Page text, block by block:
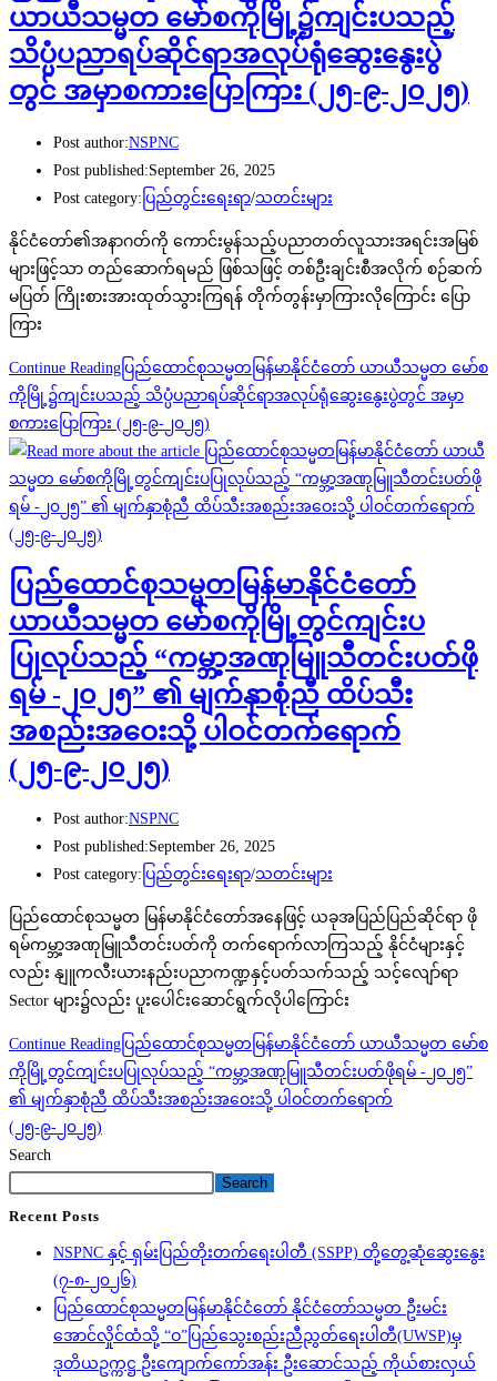
ယာယီသမ္မတ မော်စကိုမြို့၌ကျင်းပသည့်
သိပ္ပံပညာရပ်ဆိုင်ရာအလုပ်ရုံဆွေးနွေးပွဲ
တွင် အမှာစကားပြောကြား (၂၅-၉-၂၀၂၅)
Post author:NSPNC
Post published:September 26, 2025
Post category: ပြည်တွင်းရေးရာ/သတင်းများ
နိုင်ငံတော်၏အနာဂတ်ကို ကောင်းမွန်သည့်ပညာတတ်လူသားအရင်းအမြစ်
များဖြင့်သာ တည်ဆောက်ရမည် ဖြစ်သဖြင့် တစ်ဦးချင်းစီအလိုက် စဉ်ဆက်
မပြတ် ကြိုးစားအားထုတ်သွားကြရန် တိုက်တွန်းမှာကြားလိုကြောင်း ပြော
ကြား
Continue Reading ပြည်ထောင်စုသမ္မတမြန်မာနိုင်ငံတော် ယာယီသမ္မတ မော်စ
ကိုမြို့၌ကျင်းပသည့် သိပ္ပံပညာရပ်ဆိုင်ရာအလုပ်ရုံဆွေးနွေးပွဲတွင် အမှာ
စကားပြောကြား (၂၅-၉-၂၀၂၅)
ပြည်ထောင်စုသမ္မတမြန်မာနိုင်ငံတော်
ယာယီသမ္မတ မော်စကိုမြို့တွင်ကျင်းပ
ပြုလုပ်သည့် “ကမ္ဘာ့အဏုမြူသီတင်းပတ်ဖို
ရမ် -၂၀၂၅” ၏ မျက်နှာစုံညီ ထိပ်သီး
အစည်းအဝေးသို့ ပါဝင်တက်ရောက်
(၂၅-၉-၂၀၂၅)
Post author:NSPNC
Post published:September 26, 2025
Post category: ပြည်တွင်းရေးရာ/သတင်းများ
ပြည်ထောင်စုသမ္မတ မြန်မာနိုင်ငံတော်အနေဖြင့် ယခုအပြည်ပြည်ဆိုင်ရာ ဖို
ရမ်ကမ္ဘာ့အဏုမြူသီတင်းပတ်ကို တက်ရောက်လာကြသည့် နိုင်ငံများနှင့်
လည်း နျူကလီးယားနည်းပညာကဏ္ဍနှင့်ပတ်သက်သည့် သင့်လျော်ရာ
Sector များ၌လည်း ပူးပေါင်းဆောင်ရွက်လိုပါကြောင်း
Continue Reading ပြည်ထောင်စုသမ္မတမြန်မာနိုင်ငံတော် ယာယီသမ္မတ မော်စ
ကိုမြို့တွင်ကျင်းပပြုလုပ်သည့် “ကမ္ဘာ့အဏုမြူသီတင်းပတ်ဖိုရမ် -၂၀၂၅”
၏ မျက်နှာစုံညီ ထိပ်သီးအစည်းအဝေးသို့ ပါဝင်တက်ရောက်
(၂၅-၉-၂၀၂၅)
Search
Search
Recent Posts
NSPNC နှင့် ရှမ်းပြည်တိုးတက်ရေးပါတီ (SSPP) တို့တွေ့ဆုံဆွေးနွေး
(၇-၈-၂၀၂၆)
ပြည်ထောင်စုသမ္မတမြန်မာနိုင်ငံတော် နိုင်ငံတော်သမ္မတ ဦးမင်း
အောင်လှိုင်ထံသို့ “ဝ”ပြည်သွေးစည်းညီညွတ်ရေးပါတီ(UWSP)မှ
ဒုတိယဥက္ကဋ္ဌ ဦးကျောက်ကော်အန်း ဦးဆောင်သည့် ကိုယ်စားလှယ်